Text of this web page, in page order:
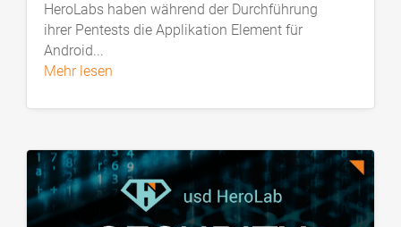
HeroLabs haben während der Durchführung
ihrer Pentests die Applikation Element für
Android...
mehr lesen